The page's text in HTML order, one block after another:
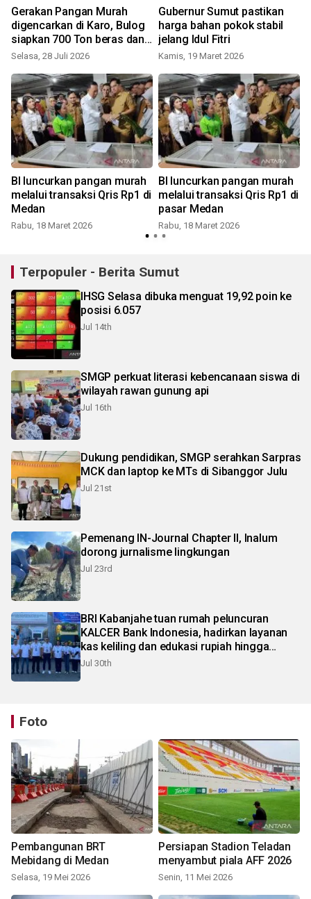
Gerakan Pangan Murah
digencarkan di Karo, Bulog
siapkan 700 Ton beras dan
200 Ribu liter minyak
Selasa, 28 Juli 2026
Gubernur Sumut pastikan
harga bahan pokok stabil
jelang Idul Fitri
Kamis, 19 Maret 2026
BI luncurkan pangan murah
melalui transaksi Qris Rp1 di
Medan
Rabu, 18 Maret 2026
BI luncurkan pangan murah
melalui transaksi Qris Rp1 di
pasar Medan
Rabu, 18 Maret 2026
Terpopuler - Berita Sumut
IHSG Selasa dibuka menguat 19,92 poin ke
posisi 6.057
Jul 14th
SMGP perkuat literasi kebencanaan siswa di
wilayah rawan gunung api
Jul 16th
Dukung pendidikan, SMGP serahkan Sarpras
MCK dan laptop ke MTs di Sibanggor Julu
Jul 21st
Pemenang IN-Journal Chapter II, Inalum
dorong jurnalisme lingkungan
Jul 23rd
BRI Kabanjahe tuan rumah peluncuran
KALCER Bank Indonesia, hadirkan layanan
kas keliling dan edukasi rupiah hingga
pelosok Karo
Jul 30th
Foto
Pembangunan BRT
Mebidang di Medan
Selasa, 19 Mei 2026
Persiapan Stadion Teladan
menyambut piala AFF 2026
Senin, 11 Mei 2026